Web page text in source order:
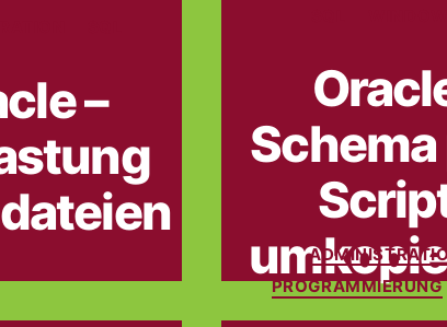
–
PROGRAMMIERUNG